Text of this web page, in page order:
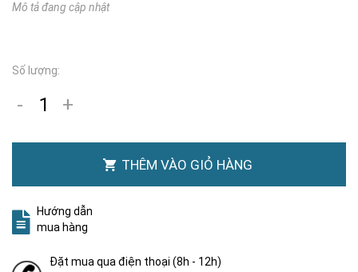
Mô tả đang cập nhật
Số lượng:
- +
THÊM VÀO GIỎ HÀNG
Hướng dẫn
mua hàng
Đặt mua qua điện thoại (8h - 12h)